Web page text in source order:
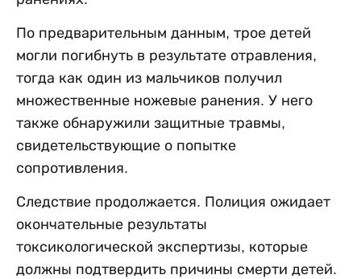
По предварительным данным, трое детей
могли погибнуть в результате отравления,
тогда как один из мальчиков получил
множественные ножевые ранения. У него
также обнаружили защитные травмы,
свидетельствующие о попытке
сопротивления.
Следствие продолжается. Полиция ожидает
окончательные результаты
токсикологической экспертизы, которые
должны подтвердить причины смерти детей.